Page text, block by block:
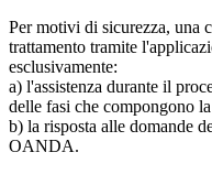
Per motivi di sicurezza, una
trattamento tramite
esclusivamente:
a) l'assistenza durante il
delle fasi che compongono
b) la risposta alle domande
OANDA.